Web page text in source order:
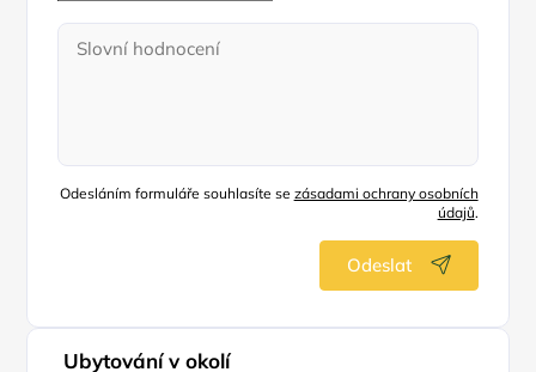
Odesláním formuláře souhlasíte se zásadami ochrany osobních
údajů.
Odeslat
Ubytování v okolí